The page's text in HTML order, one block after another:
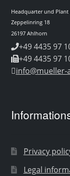
Headquarter und Plant
Zeppelinring 18
26197 Ahlhorn
+49 4435 97
+49 4435 97
Privacy
Legal